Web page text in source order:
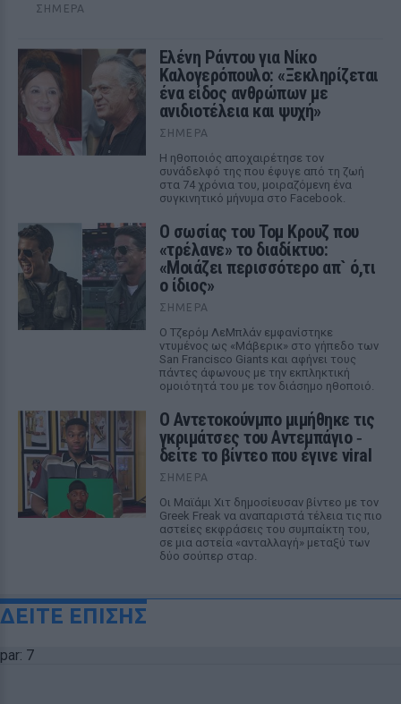
ΣΉΜΕΡΑ
Ελένη Ράντου για Νίκο
Καλογερόπουλο: «Ξεκληρίζεται
ένα είδος ανθρώπων με
ανιδιοτέλεια και ψυχή»
ΣΉΜΕΡΑ
Η ηθοποιός αποχαιρέτησε τον
συνάδελφό της που έφυγε από τη ζωή
στα 74 χρόνια του, μοιραζόμενη ένα
συγκινητικό μήνυμα στο Facebook.
Ο σωσίας του Τομ Κρουζ που
«τρέλανε» το διαδίκτυο:
«Μοιάζει περισσότερο απ` ό,τι
ο ίδιος»
ΣΉΜΕΡΑ
Ο Τζερόμ ΛεΜπλάν εμφανίστηκε
ντυμένος ως «Μάβερικ» στο γήπεδο των
San Francisco Giants και αφήνει τους
πάντες άφωνους με την εκπληκτική
ομοιότητά του με τον διάσημο ηθοποιό.
Ο Αντετοκούνμπο μιμήθηκε τις
γκριμάτσες του Αντεμπάγιο ‑
δείτε το βίντεο που έγινε viral
ΣΉΜΕΡΑ
Οι Μαϊάμι Χιτ δημοσίευσαν βίντεο με τον
Greek Freak να αναπαριστά τέλεια τις πιο
αστείες εκφράσεις του συμπαίκτη του,
σε μια αστεία «ανταλλαγή» μεταξύ των
δύο σούπερ σταρ.
ΔΕΙΤΕ ΕΠΙΣΗΣ
par: 7